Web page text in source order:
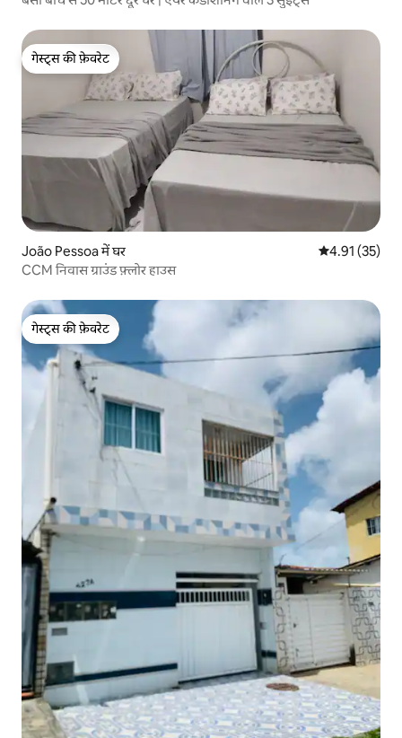
गेस्ट्स की फ़ेवरेट
गेस्ट्स की फ़ेवरेट
João Pessoa में घर औसत रेटिंग 5 में
4.91 (35)
CCM निवास ग्राउंड फ़्लोर हाउस
गेस्ट्स की फ़ेवरेट
गेस्ट्स की फ़ेवरेट